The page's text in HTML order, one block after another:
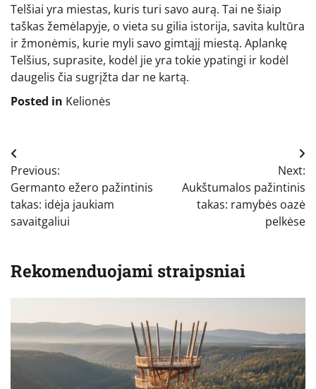
Telšiai yra miestas, kuris turi savo aurą. Tai ne šiaip
taškas žemėlapyje, o vieta su gilia istorija, savita kultūra
ir žmonėmis, kurie myli savo gimtąjį miestą. Aplankę
Telšius, suprasite, kodėl jie yra tokie ypatingi ir kodėl
daugelis čia sugrįžta dar ne kartą.
Posted in Kelionės
Navigacija
tarp
įrašų
Previous:
Germanto ežero pažintinis
takas: idėja jaukiam
savaitgaliui
Next:
Aukštumalos pažintinis
takas: ramybės oazė
pelkėse
Rekomenduojami straipsniai